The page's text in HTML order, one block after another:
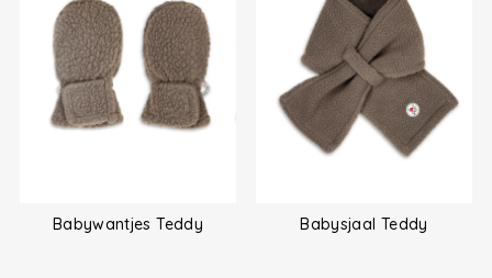
Babywantjes Teddy Babysjaal Teddy